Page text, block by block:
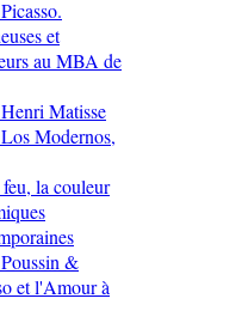
et
au MBA de
Matisse
Modernos,
la couleur
&
et l'Amour à